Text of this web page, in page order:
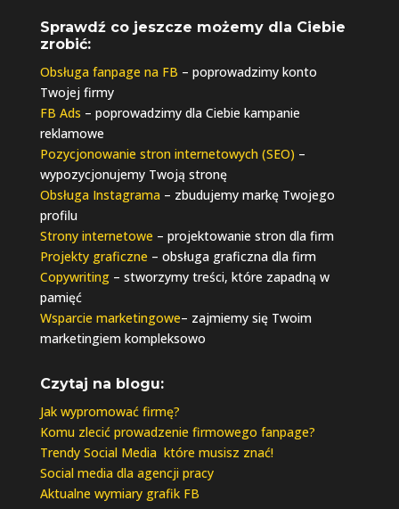
Sprawdź co jeszcze możemy dla Ciebie
zrobić:
Obsługa fanpage na FB – poprowadzimy konto
Twojej firmy
FB Ads – poprowadzimy dla Ciebie kampanie
reklamowe
Pozycjonowanie stron internetowych (SEO) –
wypozycjonujemy Twoją stronę
Obsługa Instagrama– zbudujemy markę Twojego
profilu
Strony internetowe – projektowanie stron dla firm
Projekty graficzne – obsługa graficzna dla firm
Copywriting– stworzymy treści, które zapadną w
pamięć
Wsparcie marketingowe– zajmiemy się Twoim
marketingiem kompleksowo
Czytaj na blogu:
Jak wypromować firmę?
Komu zlecić prowadzenie firmowego fanpage?
Trendy Social Media które musisz znać!
Social media dla agencji pracy
Aktualne wymiary grafik FB